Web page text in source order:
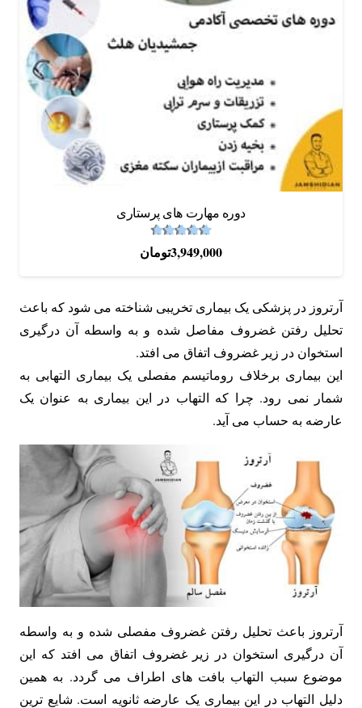
دوره‌ مهارت های پرستاری
از 5 3,949,000تومان
آرتروز در پزشکی یک بیماری تخریبی شناخته می شود که باعث
تحلیل رفتن غضروف مفاصل شده و به واسطه آن درگیری
استخوان در زیر غضروف اتفاق می افتد.
این بیماری برخلاف روماتیسم مفصلی یک بیماری التهابی به
شمار نمی رود. چرا که التهاب در این بیماری به عنوان یک
عارضه به حساب می آید.
آرتروز باعث تحلیل رفتن غضروف مفصلی شده و به واسطه
آن درگیری استخوان در زیر غضروف اتفاق می افتد که این
موضوع سبب التهاب بافت های اطراف می گردد. به همین
دلیل التهاب در این بیماری یک عارضه ثانویه است. شایع ترین